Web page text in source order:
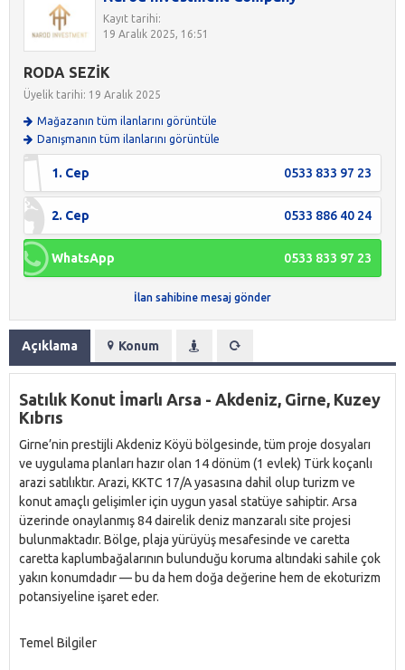
Kayıt tarihi:
19 Aralık 2025, 16:51
RODA SEZİK
Üyelik tarihi: 19 Aralık 2025
Mağazanın tüm ilanlarını görüntüle
Danışmanın tüm ilanlarını görüntüle
1. Cep 0533 833 97 23
2. Cep 0533 886 40 24
WhatsApp 0533 833 97 23
İlan sahibine mesaj gönder
Açıklama Konum
Satılık Konut İmarlı Arsa - Akdeniz, Girne, Kuzey
Kıbrıs
Girne’nin prestijli Akdeniz Köyü bölgesinde, tüm proje dosyaları
ve uygulama planları hazır olan 14 dönüm (1 evlek) Türk koçanlı
arazi satılıktır. Arazi, KKTC 17/A yasasına dahil olup turizm ve
konut amaçlı gelişimler için uygun yasal statüye sahiptir. Arsa
üzerinde onaylanmış 84 dairelik deniz manzaralı site projesi
bulunmaktadır. Bölge, plaja yürüyüş mesafesinde ve caretta
caretta kaplumbağalarının bulunduğu koruma altındaki sahile çok
yakın konumdadır — bu da hem doğa değerine hem de ekoturizm
potansiyeline işaret eder.
Temel Bilgiler